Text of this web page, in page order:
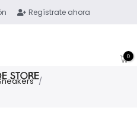
Regístrate ahora
0
/